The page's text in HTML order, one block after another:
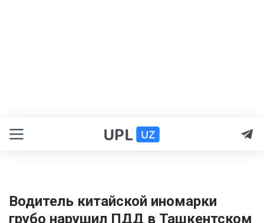
Водитель китайской иномарки
грубо нарушил ПДД в Ташкентском